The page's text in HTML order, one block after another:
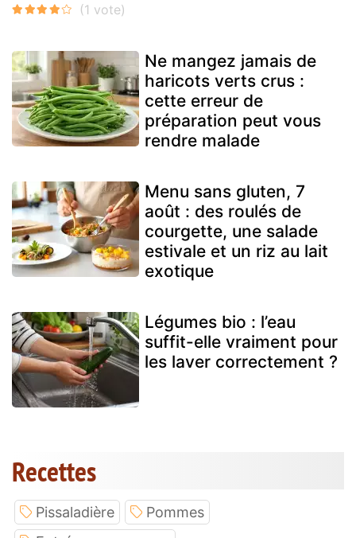
Ne mangez jamais de
haricots verts crus :
cette erreur de
préparation peut vous
rendre malade
Menu sans gluten, 7
août : des roulés de
courgette, une salade
estivale et un riz au lait
exotique
Légumes bio : l’eau
suffit-elle vraiment pour
les laver correctement ?
Recettes
Pissaladière
Pommes